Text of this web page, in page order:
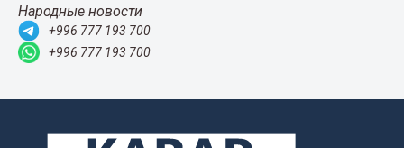
Народные новости
+996 777 193 700
+996 777 193 700